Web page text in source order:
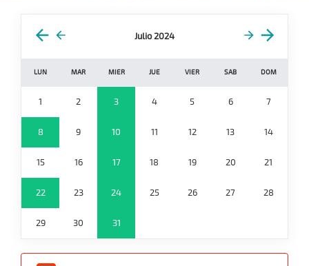
Julio 2024
LUN MAR MIER JUE VIER SAB DOM
1 2 3 4 5 6 7
8 9 10 11 12 13 14
15 16 17 18 19 20 21
22 23 24 25 26 27 28
29 30 31